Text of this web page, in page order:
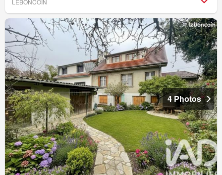
LEBONCOIN
4 Photos